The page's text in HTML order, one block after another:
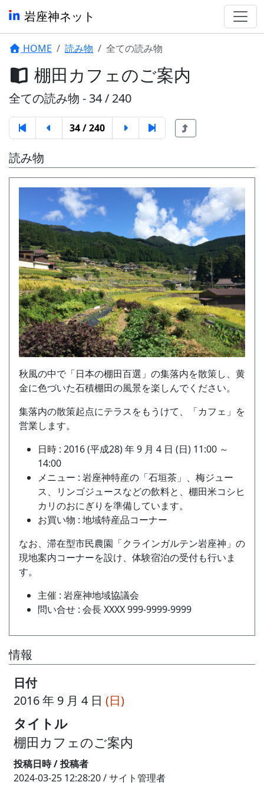
岩座神ネット
HOME 読み物 全ての読み物
棚田カフェのご案内
全ての読み物 - 34 / 240
34 / 240
読み物
秋風の中で「日本の棚田百選」の集落内を散策し、黄
金に色づいた石積棚田の風景を楽しんでください。
集落内の散策起点にテラスをもうけて、「カフェ」を
営業します。
日時 : 2016 (平成28) 年 9 月 4 日 (日) 11:00 ～
14:00
メニュー : 岩座神特産の「石垣茶」、梅ジュー
ス、リンゴジュースなどの飲料と、棚田米コシヒ
カリのおにぎりを準備しています。
お買い物 : 地域特産品コーナー
なお、滞在型市民農園「クラインガルテン岩座神」の
現地案内コーナーを設け、体験宿泊の受付も行いま
す。
主催 : 岩座神地域協議会
問い合せ : 会長 XXXX 999-9999-9999
情報
日付
2016 年 9 月 4 日 (日)
タイトル
棚田カフェのご案内
投稿日時 / 投稿者
2024-03-25 12:28:20 / サイト管理者